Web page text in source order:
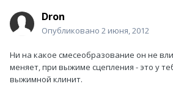
Dron
Опубликовано 2 июня, 2012
Ни на какое смесеобразование он не
меняет, при выжиме сцепления - это у
выжимной клинит.